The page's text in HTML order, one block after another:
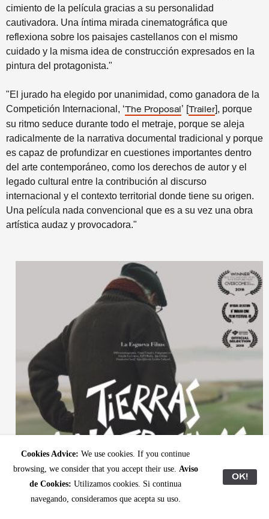
cimiento de la película gracias a su personalidad
cautivadora. Una íntima mirada cinematográfica que
reflexiona sobre los paisajes castellanos con el mismo
cuidado y la misma idea de construcción expresados en la
pintura del protagonista."
"El jurado ha elegido por unanimidad, como ganadora de la
Competición Internacional, ‘The Proposal ’ [Trailer], porque
su ritmo seduce durante todo el metraje, porque se aleja
radicalmente de la narrativa documental tradicional y porque
es capaz de profundizar en cuestiones importantes dentro
del arte contemporáneo, como los derechos de autor y el
legado cultural entre la contribución al discurso
internacional y el contexto territorial donde tiene su origen.
Una película nada convencional que es a su vez una obra
artística audaz y provocadora."
Cookies Advice: We use cookies. If you continue
browsing, we consider that you accept their use. Aviso
de Cookies: Utilizamos cookies. Si continua
navegando, consideramos que acepta su uso.
OK!